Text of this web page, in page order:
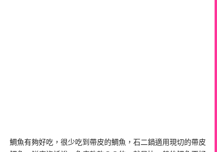
鯛魚有夠好吃，很少吃到帶皮的鯛魚，石二鍋適用現切的帶皮